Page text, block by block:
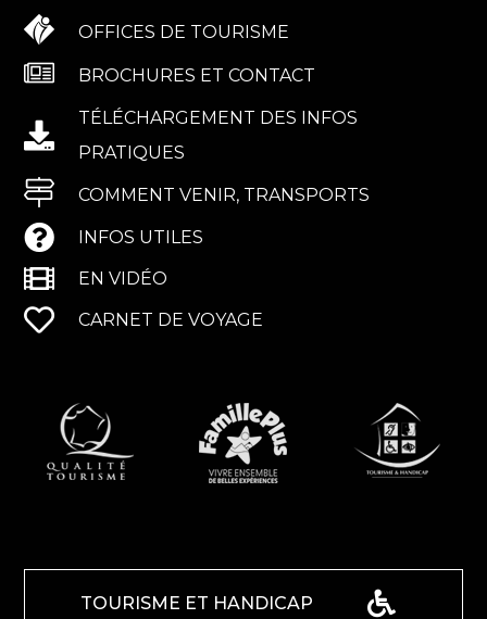
OFFICES DE TOURISME
BROCHURES ET CONTACT
TÉLÉCHARGEMENT DES INFOS
PRATIQUES
COMMENT VENIR, TRANSPORTS
INFOS UTILES
EN VIDÉO
CARNET DE VOYAGE
TOURISME ET HANDICAP